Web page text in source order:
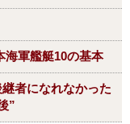
海軍艦艇10の基本
者になれなかった
”